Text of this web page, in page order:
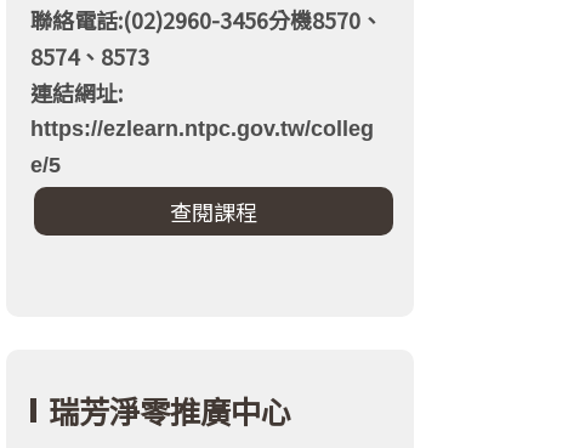
聯絡電話:(02)2960-3456分機8570、
8574、8573
連結網址:
https://ezlearn.ntpc.gov.tw/colleg
e/5
瑞芳淨零推廣中心